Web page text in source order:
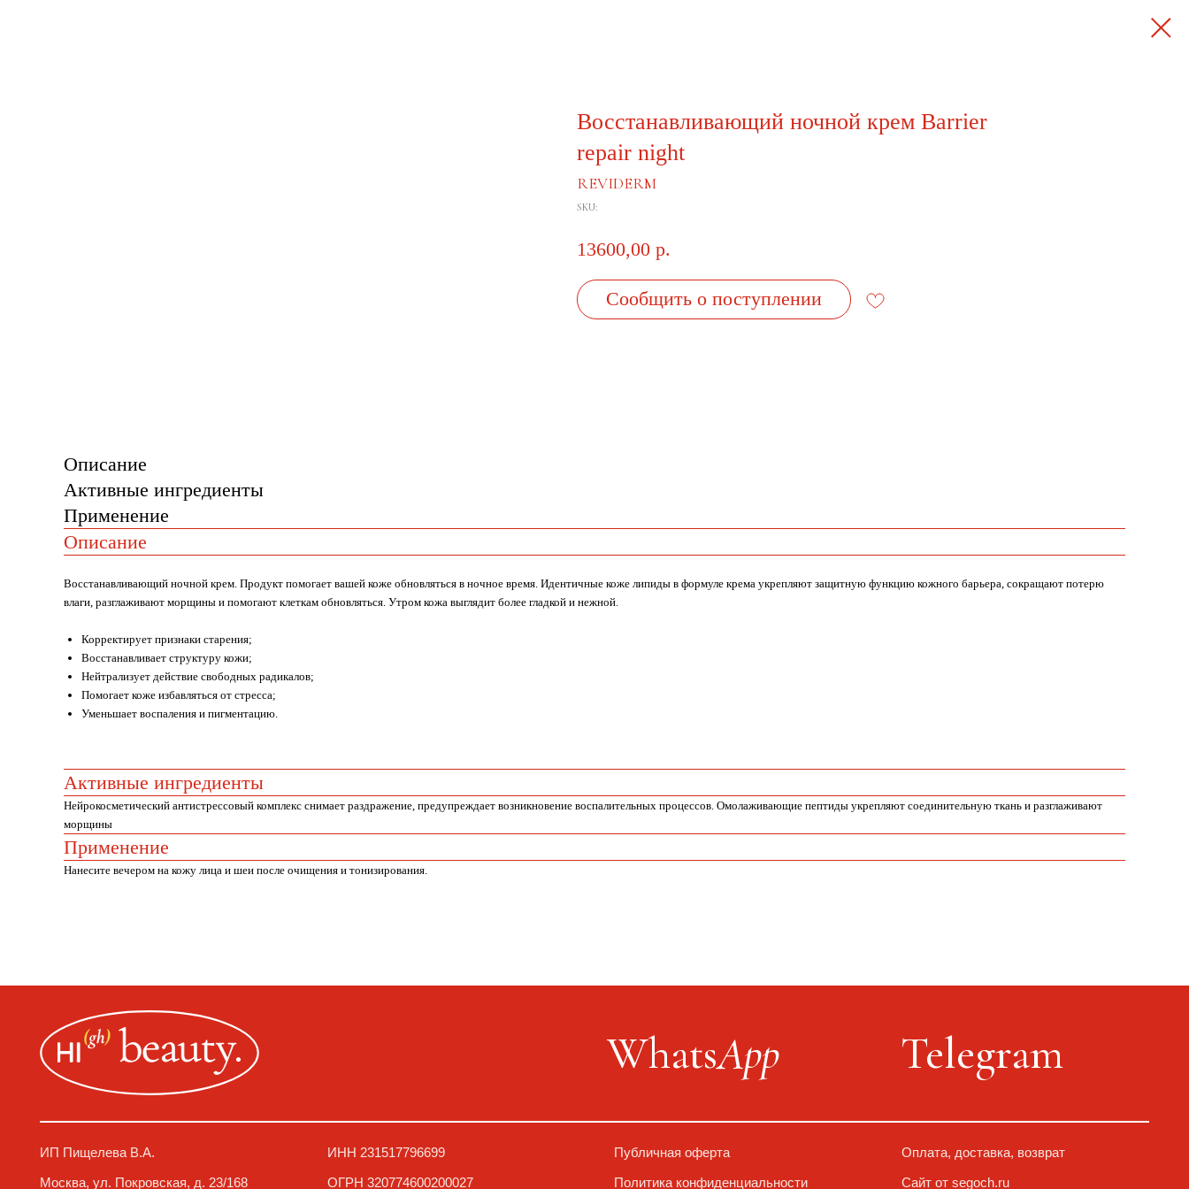
Восстанавливающий ночной крем Barrier
repair night
REVIDERM
SKU:
13600,00 р.
Сообщить о поступлении
Описание
Активные ингредиенты
Применение
Описание
Восстанавливающий ночной крем. Продукт помогает вашей коже обновляться в ночное время. Идентичные коже липиды в формуле крема укрепляют защитную функцию кожного барьера, сокращают потерю
влаги, разглаживают морщины и помогают клеткам обновляться. Утром кожа выглядит более гладкой и нежной.
Корректирует признаки старения;
Восстанавливает структуру кожи;
Нейтрализует действие свободных радикалов;
Помогает коже избавляться от стресса;
Уменьшает воспаления и пигментацию.
Активные ингредиенты
Нейрокосметический антистрессовый комплекс снимает раздражение, предупреждает возникновение воспалительных процессов. Омолаживающие пептиды укрепляют соединительную ткань и разглаживают
морщины
Применение
Нанесите вечером на кожу лица и шеи после очищения и тонизирования.
ИП Пищелева В.А.
Москва, ул. Покровская, д. 23/168 Политика конфиденциальности